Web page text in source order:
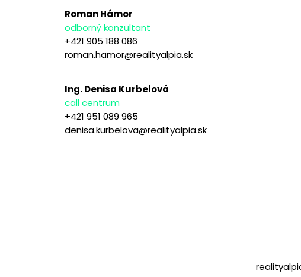
Roman Hámor
odborný konzultant
+421 905 188 086
roman.hamor@realityalpia.sk
Ing. Denisa Kurbelová
call centrum
+421 951 089 965
denisa.kurbelova@realityalpia.sk